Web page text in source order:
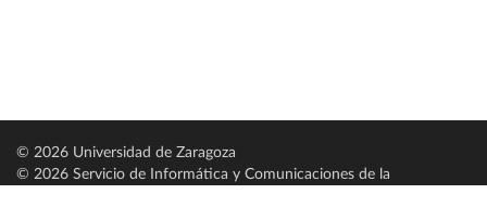
© 2026 Universidad de Zaragoza
© 2026 Servicio de Informática y Comunicaciones de la